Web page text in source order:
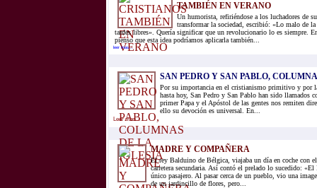
TAMBIÉN EN VERANO
Un humorista, refiriéndose a los luchadores de
transformar la sociedad, escribió: «Lo malo de
tardes libres». Quería significar que un revolucionario lo es siempre.
pienso que esta idea podríamos aplicarla también...
leer mas...
SAN PEDRO Y SAN PABLO,
Por su importancia en el cristianismo primitivo y por
hasta hoy, San Pedro y San Pablo han sido llamados
primer Papa y el Apóstol de las gentes nos remiten
ello su devoción es universal. En...
Leer mas...
MADRE Y COMPAÑERA
El rey Balduino de Bélgica, viajaba un día en coche con el
carretera secundaria. Así contó el prelado lo sucedido:
único pasajero. Al pasar cerca de un pueblo, vio una
de un jardincillo de flores, pero...